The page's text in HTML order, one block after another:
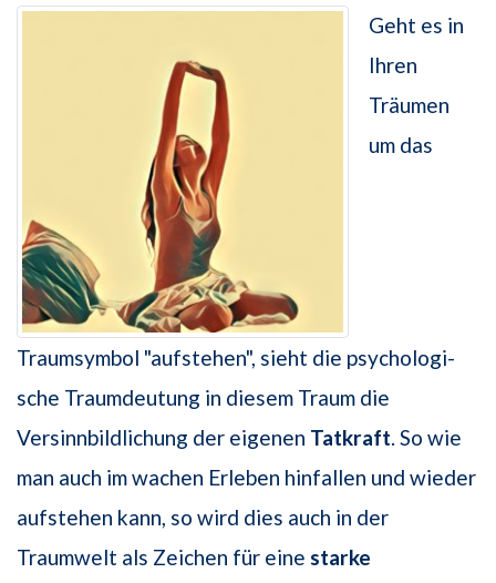
Geht es in
Ihren
Träumen
um das
Traumsymbol "aufstehen", sieht die psychologi­
sche Traumdeutung in diesem Traum die
Versinnbildlichung der eigenen Tatkraft. So wie
man auch im wachen Erleben hinfallen und wieder
aufstehen kann, so wird dies auch in der
Traumwelt als Zeichen für eine starke